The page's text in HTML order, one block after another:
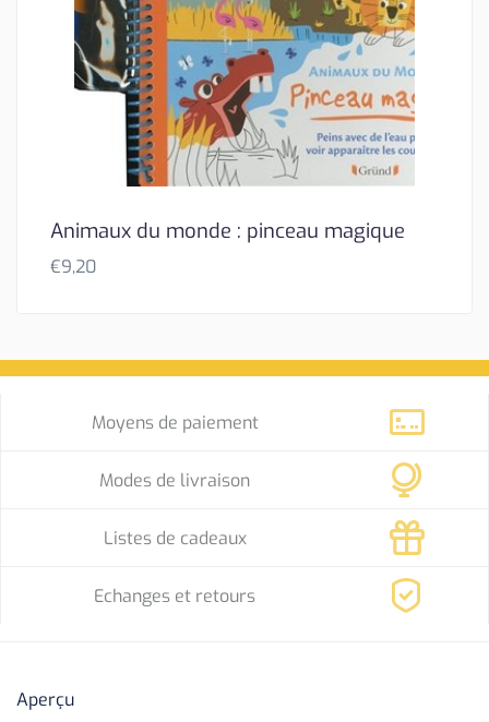
Animaux du monde : pinceau magique
€9,20
Moyens de paiement
Modes de livraison
Listes de cadeaux
Echanges et retours
Aperçu